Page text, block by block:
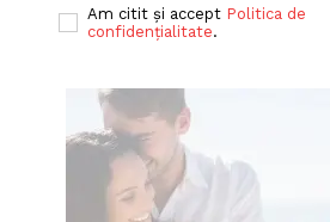
Am citit și accept Politica de
confidențialitate.